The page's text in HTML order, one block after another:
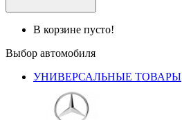
В корзине пусто!
Выбор автомобиля
УНИВЕРСАЛЬНЫЕ ТОВАРЫ